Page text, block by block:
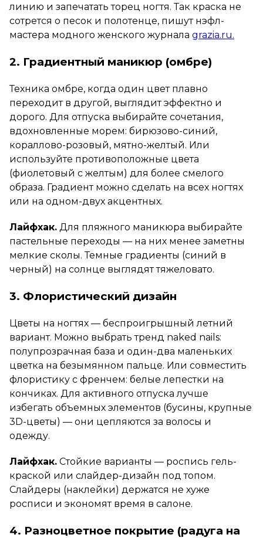
линию и запечатать торец ногтя. Так краска не
сотрется о песок и полотенце, пишут нэфл-
мастера модного женского журнала grazia.ru.
2. Градиентный маникюр (омбре)
Техника омбре, когда один цвет плавно
переходит в другой, выглядит эффектно и
дорого. Для отпуска выбирайте сочетания,
вдохновленные морем: бирюзово-синий,
кораллово-розовый, мятно-желтый. Или
используйте противоположные цвета
(фиолетовый с желтым) для более смелого
образа. Градиент можно сделать на всех ногтях
или на одном-двух акцентных.
Лайфхак. Для пляжного маникюра выбирайте
пастельные переходы — на них менее заметны
мелкие сколы. Темные градиенты (синий в
черный) на солнце выглядят тяжеловато.
3. Флористический дизайн
Цветы на ногтях — беспроигрышный летний
вариант. Можно выбрать тренд naked nails:
полупрозрачная база и один-два маленьких
цветка на безымянном пальце. Или совместить
флористику с френчем: белые лепестки на
кончиках. Для активного отпуска лучше
избегать объемных элементов (бусины, крупные
3D-цветы) — они цепляются за волосы и
одежду.
Лайфхак. Стойкие варианты — роспись гель-
краской или слайдер-дизайн под топом.
Слайдеры (наклейки) держатся не хуже
росписи и экономят время в салоне.
4. Разноцветное покрытие (радуга на